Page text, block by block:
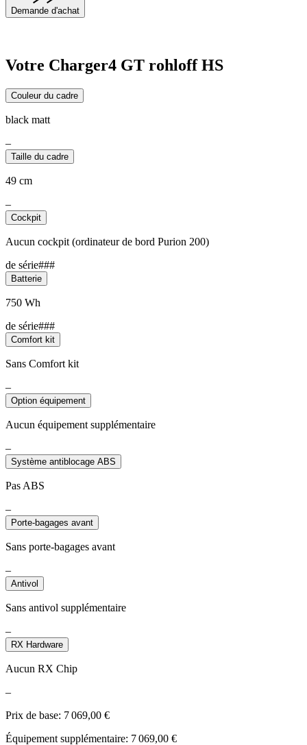
Demande d'achat
Votre Charger4 GT rohloff HS
Couleur du cadre
black matt
–
Taille du cadre
49 cm
–
Cockpit
Aucun cockpit (ordinateur de bord Purion 200)
de série###
Batterie
750 Wh
de série###
Comfort kit
Sans Comfort kit
–
Option équipement
Aucun équipement supplémentaire
–
Système antiblocage ABS
Pas ABS
–
Porte-bagages avant
Sans porte-bagages avant
–
Antivol
Sans antivol supplémentaire
–
RX Hardware
Aucun RX Chip
–
Prix de base: 7 069,00 €
Équipement supplémentaire: 7 069,00 €